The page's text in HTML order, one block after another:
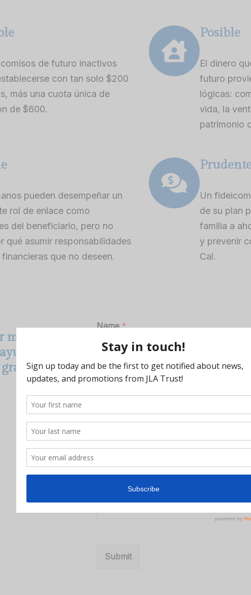
de futuro inactivos
con tan solo $200
más una cuota única de
de $600.
Posible
El dinero
futuro
lógicas:
vida, la
patrimonio
pueden desempeñar un
rol de enlace como
del beneficiario, pero no
qué asumir responsabilidades
que no deseen.
Un
de su plan
familia a
y prevenir
Cal.
o
de
Name*
Email*
Message*
Submit